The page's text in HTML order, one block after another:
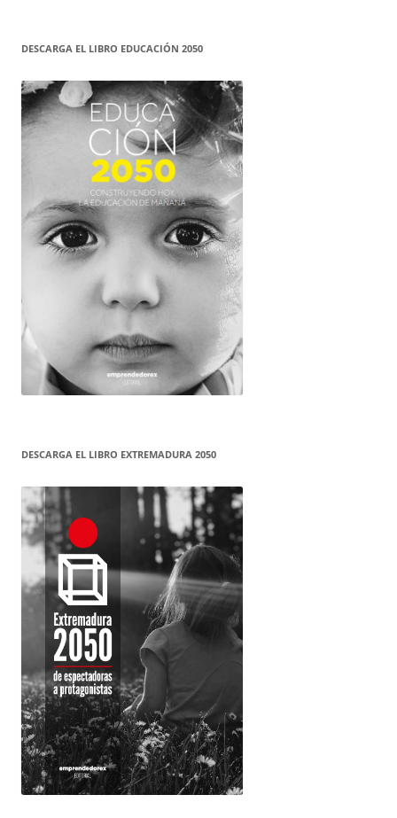
DESCARGA EL LIBRO EDUCACIÓN 2050
DESCARGA EL LIBRO EXTREMADURA 2050